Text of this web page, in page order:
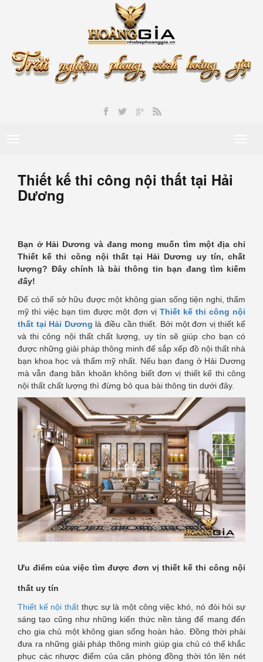
Thiết kế thi công nội thất tại Hải
Dương
Bạn ở Hải Dương và đang mong muốn tìm một địa chỉ
Thiết kế thi công nội thất tại Hải Dương uy tín, chất
lượng? Đây chính là bài thông tin bạn đang tìm kiếm
đấy!
Để có thể sở hữu được một không gian sống tiện nghi, thẩm
mỹ thì việc bạn tìm được một đơn vị Thiết kế thi công nội
thất tại Hải Dương là điều cần thiết. Bởi một đơn vị thiết kế
và thi công nội thất chất lượng, uy tín sẽ giúp cho bạn có
được những giải pháp thông minh để sắp xếp đồ nội thất nhà
bạn khoa học và thẩm mỹ nhất. Nếu bạn đang ở Hải Dương
mà vẫn đang băn khoăn không biết đơn vị thiết kế thi công
nội thất chất lượng thì đừng bỏ qua bài thông tin dưới đây.
Ưu điểm của việc tìm được đơn vị thiết kế thi công nội
thất uy tín
Thiết kế nội thất thực sự là một công việc khó, nó đòi hỏi sự
sáng tạo cũng như những kiến thức nền tảng để mang đến
cho gia chủ một không gian sống hoàn hảo. Đồng thời phải
đưa ra những giải pháp thông minh giúp gia chủ có thể khắc
phục các nhược điểm của căn phòng đồng thời tôn lên nét